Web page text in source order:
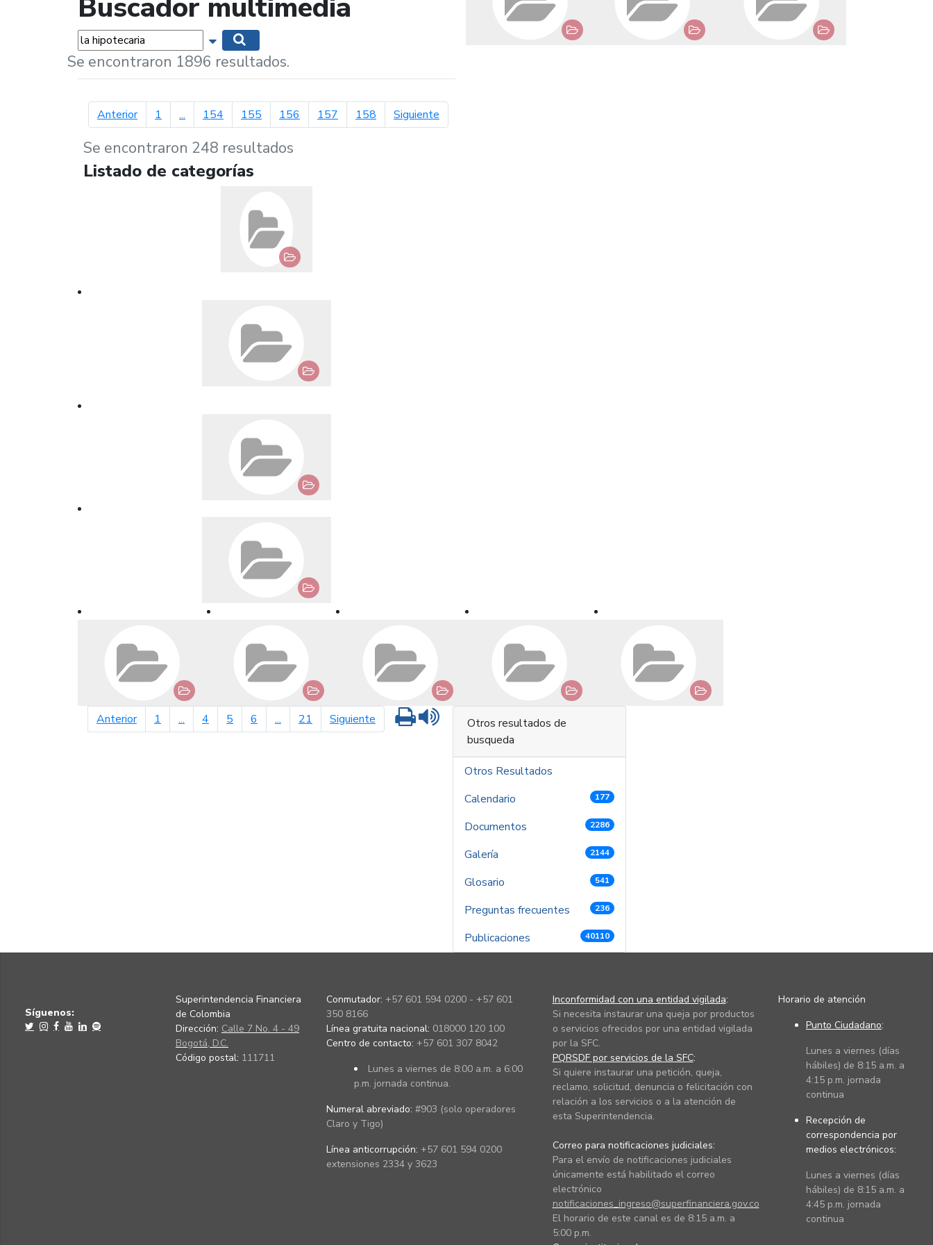
Buscador multimedia
Palabras... Mostrar opciones de búsqueda
Se encontraron 1896 resultados.
Anteriorpágina anterior
1 ... 154 155 156 157 158 Siguiente
Se encontraron 248 resultados
Listado de categorías
Anteriorpágina anterior
1 ... 4 5 6 ... 21 Siguientepágina siguiente
Imprimir
Otros resultados de
busqueda
Otros Resultados
Calendario
177
Documentos 2286
Galería 2144
Glosario 541
Preguntas frecuentes 236
Publicaciones 40110
Síguenos:
Superintendencia Financiera
de Colombia
Dirección: Calle 7 No. 4 - 49
Bogotá, D.C.
Código postal: 111711
Conmutador: +57 601 594 0200 - +57 601
350 8166
Línea gratuita nacional: 018000 120 100
Centro de contacto: +57 601 307 8042
Lunes a viernes de 8:00 a.m. a 6:00
p.m. jornada continua.
Numeral abreviado: #903 (solo operadores
Claro y Tigo)
Línea anticorrupción: +57 601 594 0200
extensiones 2334 y 3623
Inconformidad con una entidad vigilada:
Si necesita instaurar una queja por productos
o servicios ofrecidos por una entidad vigilada
por la SFC.
PQRSDF por servicios de la SFC:
Si quiere instaurar una petición, queja,
reclamo, solicitud, denuncia o felicitación con
relación a los servicios o a la atención de
esta Superintendencia.
Correo para notificaciones judiciales:
Para el envío de notificaciones judiciales
únicamente está habilitado el correo
electrónico
notificaciones_ingreso@superfinanciera.gov.co
El horario de este canal es de 8:15 a.m. a
5:00 p.m.
Horario de atención
Punto Ciudadano:
Lunes a viernes (días
hábiles) de 8:15 a.m. a
4:15 p.m. jornada
continua
Recepción de
correspondencia por
medios electrónicos:
Lunes a viernes (días
hábiles) de 8:15 a.m. a
4:45 p.m. jornada
continua